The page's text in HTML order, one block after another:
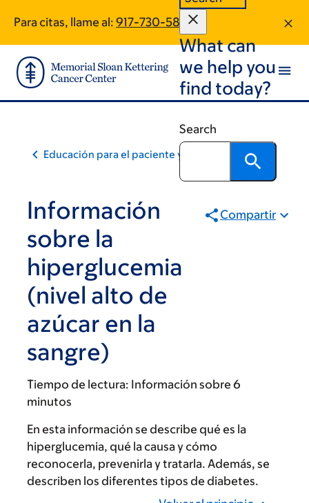
main
content
footer
Para citas, llame al: 917-730-5845
What can
we help you
find today?
Search
Educación para el paciente y la comunidad
Información
sobre la
hiperglucemia
(nivel alto de
azúcar en la
sangre)
Compartir
Tiempo de lectura: Información sobre 6
minutos
En esta información se describe qué es la
hiperglucemia, qué la causa y cómo
reconocerla, prevenirla y tratarla. Además, se
describen los diferentes tipos de diabetes.